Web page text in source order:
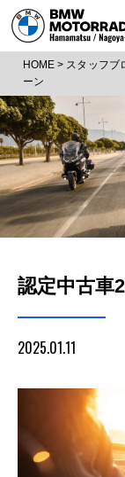
HOME > スタッフブ
ーン
認定中古車
2025.01.11